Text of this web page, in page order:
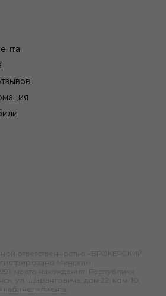
ответственностью «БРОКЕРСКИЙ
Минским
место нахождения: Республика
ул. Шаранговича, дом 22, ком. 10;
кабинет клиента